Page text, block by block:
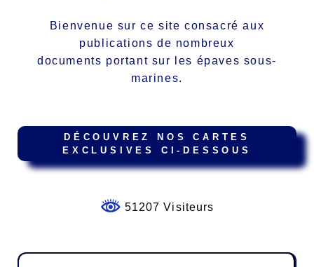
Bienvenue sur ce site consacré aux
publications de nombreux
documents portant sur les épaves sous-
marines.
DÉCOUVREZ NOS CARTES
EXCLUSIVES CI-DESSOUS
51207 Visiteurs